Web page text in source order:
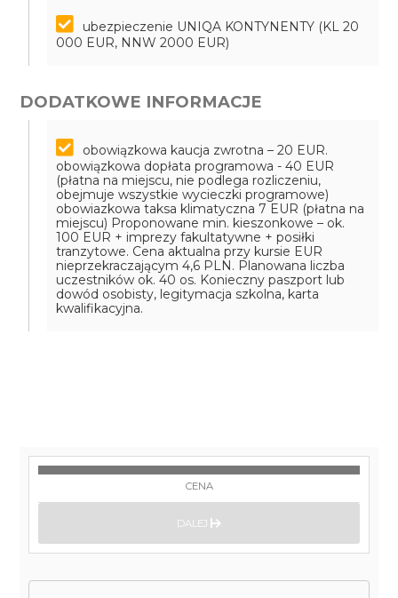
ubezpieczenie UNIQA KONTYNENTY (KL 20
000 EUR, NNW 2000 EUR)
DODATKOWE INFORMACJE
obowiązkowa kaucja zwrotna – 20 EUR.
obowiązkowa dopłata programowa - 40 EUR
(płatna na miejscu, nie podlega rozliczeniu,
obejmuje wszystkie wycieczki programowe)
obowiazkowa taksa klimatyczna 7 EUR (płatna na
miejscu) Proponowane min. kieszonkowe – ok.
100 EUR + imprezy fakultatywne + posiłki
tranzytowe. Cena aktualna przy kursie EUR
nieprzekraczającym 4,6 PLN. Planowana liczba
uczestników ok. 40 os. Konieczny paszport lub
dowód osobisty, legitymacja szkolna, karta
kwalifikacyjna.
CENA
DALEJ